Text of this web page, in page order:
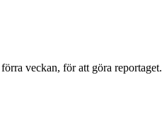
veckan, för att göra reportaget.